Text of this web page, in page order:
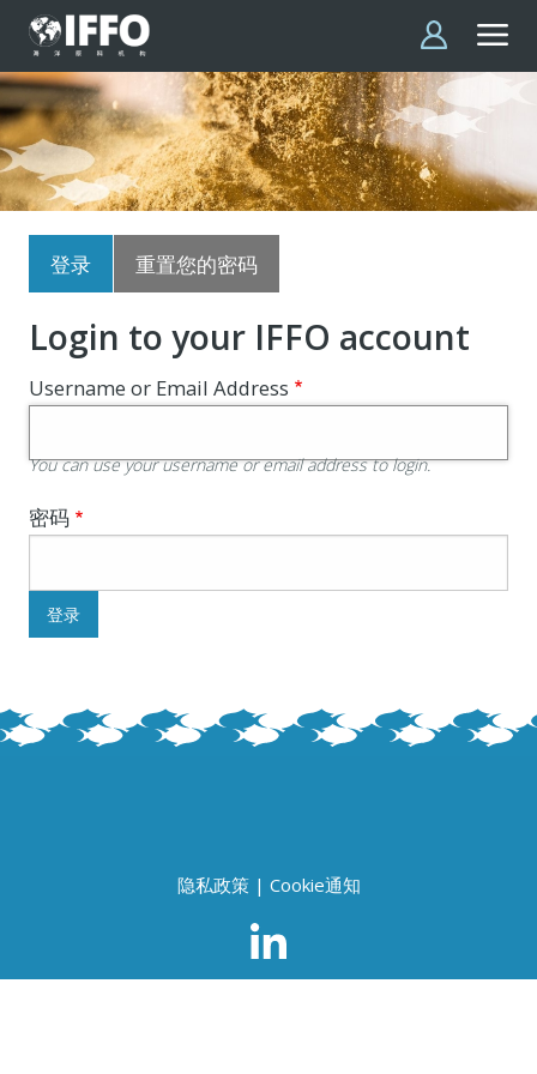
跳转到主要内容
主
标
签
登录 重置您的密码
Login to your IFFO account
Username or Email Address
You can use your username or email address to login.
密码
隐私政策| Cookie通知